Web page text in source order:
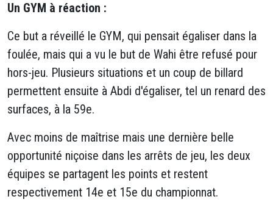
Un GYM à réaction :
Ce but a réveillé le GYM, qui pensait égaliser dans la
foulée, mais qui a vu le but de Wahi être refusé pour
hors-jeu. Plusieurs situations et un coup de billard
permettent ensuite à Abdi d'égaliser, tel un renard des
surfaces, à la 59e.
Avec moins de maîtrise mais une dernière belle
opportunité niçoise dans les arrêts de jeu, les deux
équipes se partagent les points et restent
respectivement 14e et 15e du championnat.